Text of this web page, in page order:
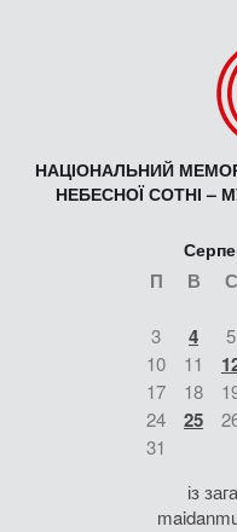
НАЦІОНАЛЬНИЙ
НЕБЕСНОЇ СОТНІ –
П В С
3 4 5
10
11
17
18
24
25
31
із